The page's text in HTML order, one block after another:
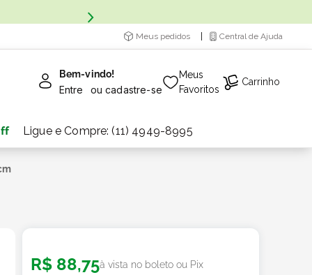
Meus pedidos Central de Ajuda
Bem-vindo!
Entre ou cadastre-se
Meus
Favoritos
Carrinho
Ligue e Compre: (11) 4949-8995
R$ 88,75à vista no boleto ou Pix